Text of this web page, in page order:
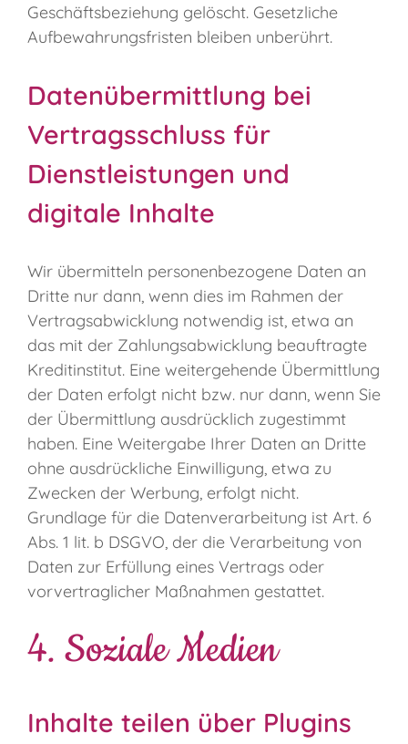
Geschäftsbeziehung gelöscht. Gesetzliche
Aufbewahrungsfristen bleiben unberührt.
Datenübermittlung bei
Vertragsschluss für
Dienstleistungen und
digitale Inhalte
Wir übermitteln personenbezogene Daten an
Dritte nur dann, wenn dies im Rahmen der
Vertragsabwicklung notwendig ist, etwa an
das mit der Zahlungsabwicklung beauftragte
Kreditinstitut. Eine weitergehende Übermittlung
der Daten erfolgt nicht bzw. nur dann, wenn Sie
der Übermittlung ausdrücklich zugestimmt
haben. Eine Weitergabe Ihrer Daten an Dritte
ohne ausdrückliche Einwilligung, etwa zu
Zwecken der Werbung, erfolgt nicht.
Grundlage für die Datenverarbeitung ist Art. 6
Abs. 1 lit. b DSGVO, der die Verarbeitung von
Daten zur Erfüllung eines Vertrags oder
vorvertraglicher Maßnahmen gestattet.
4. Soziale Medien
Inhalte teilen über Plugins